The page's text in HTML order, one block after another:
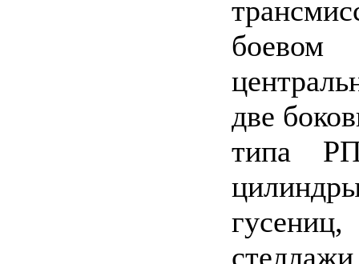
боевом
две
типа